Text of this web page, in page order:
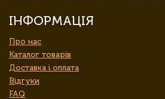
ІНФОРМАЦІЯ
Про нас
Каталог товарів
Доставка і оплата
Відгуки
FAQ